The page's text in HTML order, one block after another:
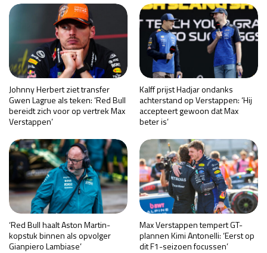
Johnny Herbert ziet transfer
Gwen Lagrue als teken: ‘Red Bull
bereidt zich voor op vertrek Max
Verstappen’
Kalff prijst Hadjar ondanks
achterstand op Verstappen: ‘Hij
accepteert gewoon dat Max
beter is’
‘Red Bull haalt Aston Martin-
kopstuk binnen als opvolger
Gianpiero Lambiase’
Max Verstappen tempert GT-
plannen Kimi Antonelli: ‘Eerst op
dit F1-seizoen focussen’